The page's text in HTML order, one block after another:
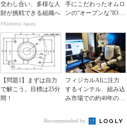
交わし合い、多様な人
財が挑戦できる組織へ
PR(dentsu Japan)
手にこだわったオムロ
ンの“オープンな”IO-L
【問題1】まずは自力
で解こう。目標は25分
間！
フィジカルAIに注力
するインテル、組み込
み市場での約40年の実
Recommended by